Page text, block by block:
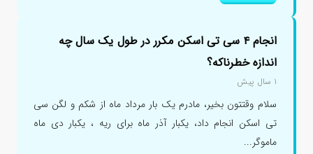
انجام ۴ سی تی اسکن مکرر در طول یک سال چه
اندازه خطرناکه؟
۱ سال پیش
سلام وقتتون بخیر، مادرم یک بار مرداد ماه از شکم و لگن سی
تی اسکن انجام داد، یکبار آذر ماه برای ریه ، یکبار دی ماه
ماموگر...